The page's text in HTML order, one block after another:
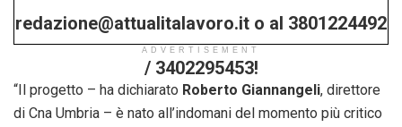
redazione@attualitalavoro.it o al 3801224492
/ 3402295453!
ADVERTISEMENT
“Il progetto – ha dichiarato Roberto Giannangeli, direttore
di Cna Umbria – è nato all’indomani del momento più critico